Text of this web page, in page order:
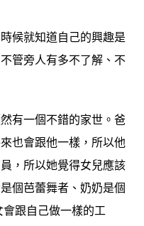
就知道自己的興趣是
管旁人有多不了解、不
有一個不錯的家世。爸
也會跟他一樣，所以他
，所以她覺得女兒應該
個芭蕾舞者、奶奶是個
跟自己做一樣的工